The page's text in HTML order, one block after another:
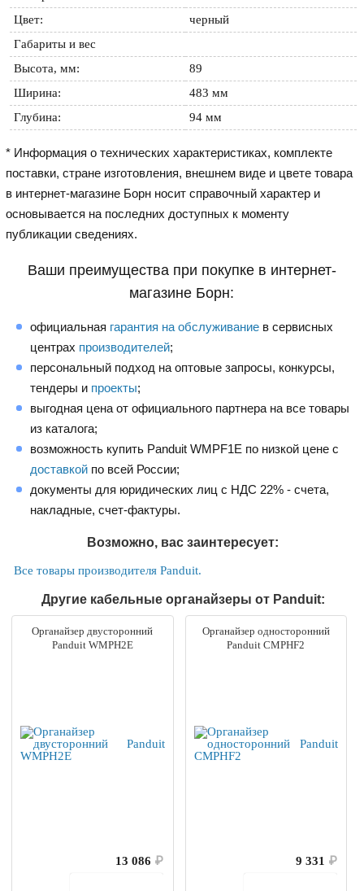
Цвет:
черный
Габариты и вес
Высота, мм:
89
Ширина:
483 мм
Глубина:
94 мм
* Информация о технических характеристиках, комплекте
поставки, стране изготовления, внешнем виде и цвете товара
в интернет-магазине Борн носит справочный характер и
основывается на последних доступных к моменту
публикации сведениях.
Ваши преимущества при покупке в интернет-
магазине Борн:
официальная гарантия на обслуживание в сервисных
центрах производителей;
персональный подход на оптовые запросы, конкурсы,
тендеры и проекты;
выгодная цена от официального партнера на все товары
из каталога;
возможность купить Panduit WMPF1E по низкой цене с
доставкой по всей России;
документы для юридических лиц с НДС 22% - счета,
накладные, счет-фактуры.
Возможно, вас заинтересует:
Все товары производителя Panduit.
Другие кабельные органайзеры от Panduit:
Органайзер двусторонний
Panduit WMPH2E
13 086 ₽
Органайзер односторонний
Panduit CMPHF2
9 331 ₽